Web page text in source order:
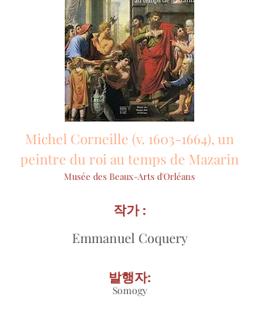
Michel Corneille (v. 1603-1664), un
peintre du roi au temps de Mazarin
Musée des Beaux-Arts d'Orléans
Emmanuel Coquery
작가 :
Somogy
발행자: